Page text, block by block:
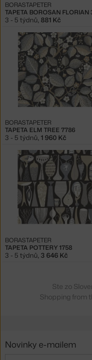
BORASTAPETER
3 - 5 týdnů, 881 Kč
TAPETA ELM TREE 7786
BORASTAPETER
3 - 5 týdnů, 1 960 Kč
TAPETA POTTERY 1758
BORASTAPETER
3 - 5 týdnů, 3 646 Kč
Ste zo
Shopping from
Novinky e-mailem